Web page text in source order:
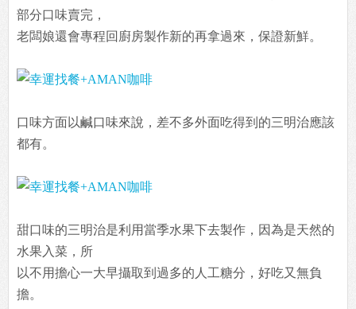
部分口味賣完，
老闆娘還會專程回廚房製作新的再拿過來，保證新鮮。
口味方面以鹹口味來說，差不多外面吃得到的三明治應該
都有。
甜口味的三明治是利用當季水果下去製作，因為是天然的
水果入菜，所
以不用擔心一大早攝取到過多的人工糖分，好吃又無負
擔。